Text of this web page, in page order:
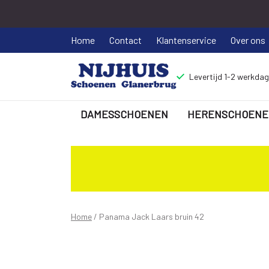
Home Contact Klantenservice Over ons
Levertijd 1-2
DAMESSCHOENEN
Panama
Home Panama Jack Laars bruin 42